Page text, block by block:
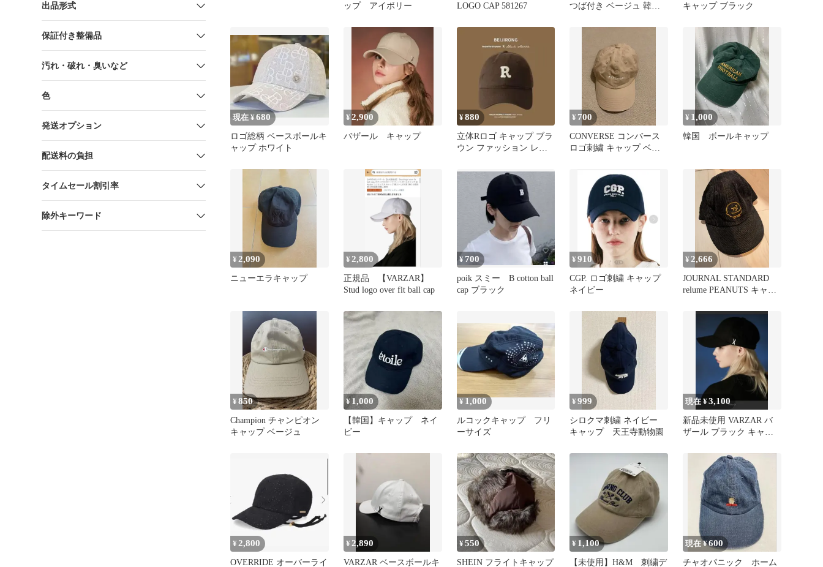
出品形式
保証付き整備品
汚れ・破れ・臭いなど
色
発送オプション
配送料の負担
タイムセール割引率
除外キーワード
ップ アイボリー
LOGO CAP 581267
つば付き ベージュ 韓国
アル
キャップ ブラック
現在 ¥680
ロゴ総柄 ベースボールキ
ャップ ホワイト
¥2,900
バザール キャップ
¥880
立体Rロゴ キャップ ブラ
ウン ファッション レデ
秋冬
¥ 700
CONVERSE コンバース
ロゴ刺繍 キャップ ベー
¥ 1,000
韓国 ボールキャップ
¥ 2,090
ニューエラキャップ
¥ 2,800
正規品 【VARZAR】
Stud logo over fit ball cap
¥ 700
poik スミー B cotton ball
cap ブラック
¥910
CGP. ロゴ刺繍 キャップ
ネイビー
¥ 2,666
JOURNAL STANDARD
relume PEANUTS キャッ
¥850
Champion チャンピオン
キャップ ベージュ
¥ 1,000
【韓国】キャップ ネイ
ビー
¥ 1,000
ルコックキャップ フリ
ーサイズ
¥999
シロクマ刺繍 ネイビー
キャップ 天王寺動物園
現在 ¥3,100
新品未使用 VARZAR バ
ザール ブラック キャッ
¥ 2,800
OVERRIDE オーバーライ
¥ 2,890
VARZAR ベースボールキ
¥550
SHEIN フライトキャップ
¥ 1,100
【未使用】H&M 刺繍デ
現在 ¥600
チャオパニック ホーム